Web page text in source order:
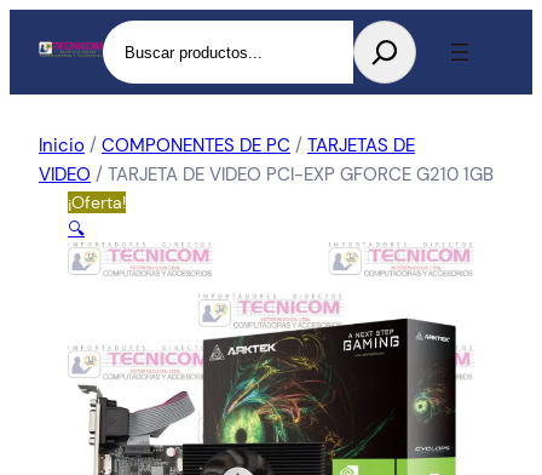
Buscar
Inicio / COMPONENTES DE PC / TARJETAS DE
VIDEO / TARJETA DE VIDEO PCI-EXP GFORCE G210 1GB
¡Oferta!
🔍